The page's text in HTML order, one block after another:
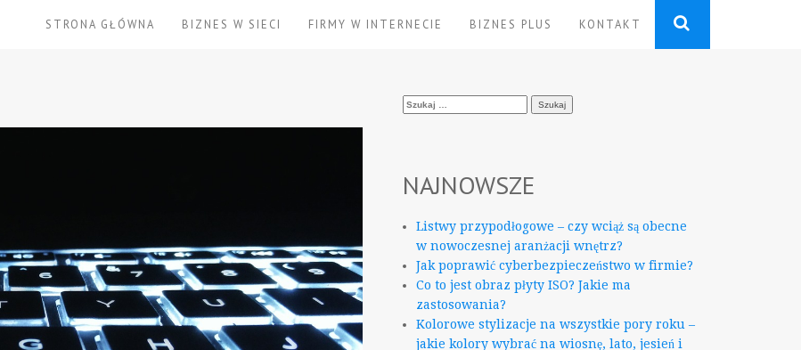
STRONA GŁÓWNA BIZNES W SIECI FIRMY W INTERNECIE BIZNES PLUS KONTAKT
Szukaj:
NAJNOWSZE
Listwy przypodłogowe – czy wciąż są obecne
w nowoczesnej aranżacji wnętrz?
Jak poprawić cyberbezpieczeństwo w firmie?
Co to jest obraz płyty ISO? Jakie ma
zastosowania?
Kolorowe stylizacje na wszystkie pory roku –
jakie kolory wybrać na wiosnę, lato, jesień i